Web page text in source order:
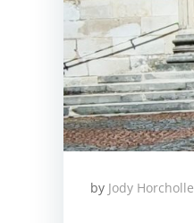
by Jody Horcholle